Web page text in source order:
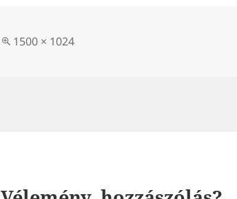
Teljes
1500 × 1024